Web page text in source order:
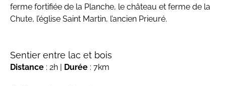
ferme fortifiée de la Planche, le château et ferme de la
Chute, l’église Saint Martin, l’ancien Prieuré.
Sentier entre lac et bois
Distance : 2h | Durée : 7km